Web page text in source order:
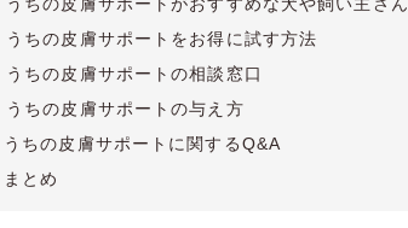
うちの皮膚サポートがおすすめな犬や飼い主さん
うちの皮膚サポートをお得に試す方法
うちの皮膚サポートの相談窓口
うちの皮膚サポートの与え方
うちの皮膚サポートに関するQ&A
まとめ